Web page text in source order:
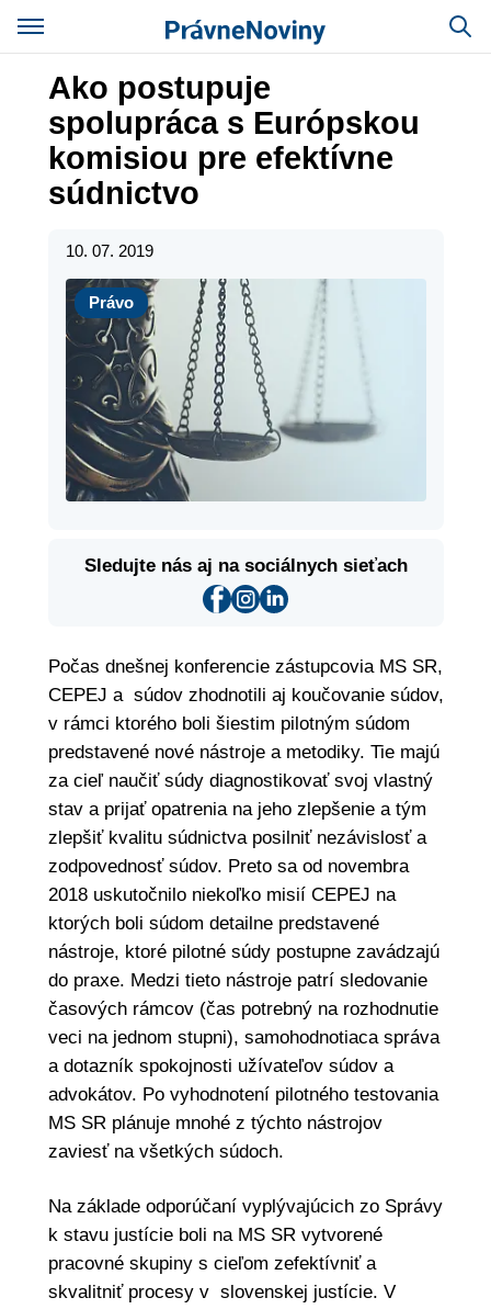
Ako postupuje
spolupráca s Európskou
komisiou pre efektívne
súdnictvo
10. 07. 2019
Právo
Právo
Sledujte nás aj na sociálnych sieťach
Počas dnešnej konferencie zástupcovia MS SR,
CEPEJ a súdov zhodnotili aj koučovanie súdov,
v rámci ktorého boli šiestim pilotným súdom
predstavené nové nástroje a metodiky. Tie majú
za cieľ naučiť súdy diagnostikovať svoj vlastný
stav a prijať opatrenia na jeho zlepšenie a tým
zlepšiť kvalitu súdnictva posilniť nezávislosť a
zodpovednosť súdov. Preto sa od novembra
2018 uskutočnilo niekoľko misií CEPEJ na
ktorých boli súdom detailne predstavené
nástroje, ktoré pilotné súdy postupne zavádzajú
do praxe. Medzi tieto nástroje patrí sledovanie
časových rámcov (čas potrebný na rozhodnutie
veci na jednom stupni), samohodnotiaca správa
a dotazník spokojnosti užívateľov súdov a
advokátov. Po vyhodnotení pilotného testovania
MS SR plánuje mnohé z týchto nástrojov
zaviesť na všetkých súdoch.
Na základe odporúčaní vyplývajúcich zo Správy
k stavu justície boli na MS SR vytvorené
pracovné skupiny s cieľom zefektívniť a
skvalitniť procesy v slovenskej justície. V